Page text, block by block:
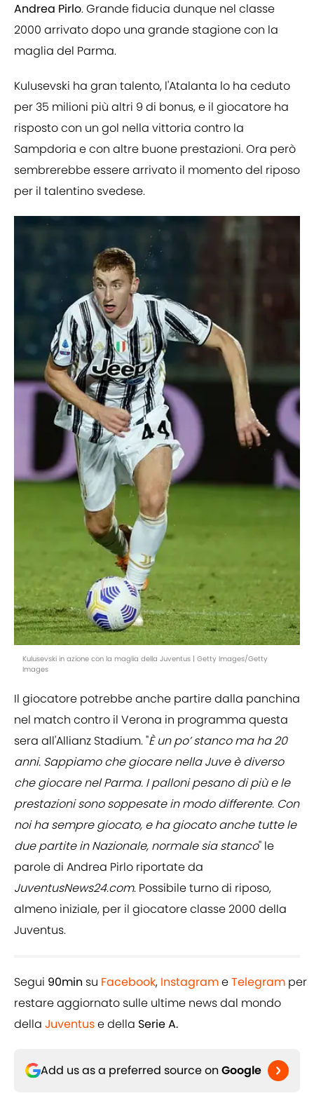
Andrea Pirlo. Grande fiducia dunque nel classe
2000 arrivato dopo una grande stagione con la
maglia del Parma.
Kulusevski ha gran talento, l'Atalanta lo ha ceduto
per 35 milioni più altri 9 di bonus, e il giocatore ha
risposto con un gol nella vittoria contro la
Sampdoria e con altre buone prestazioni. Ora però
sembrerebbe essere arrivato il momento del riposo
per il talentino svedese.
Kulusevski in azione con la maglia della Juventus | Getty Images/Getty
Images
Il giocatore potrebbe anche partire dalla panchina
nel match contro il Verona in programma questa
sera all'Allianz Stadium. "È un po’ stanco ma ha 20
anni. Sappiamo che giocare nella Juve è diverso
che giocare nel Parma. I palloni pesano di più e le
prestazioni sono soppesate in modo differente. Con
noi ha sempre giocato, e ha giocato anche tutte le
due partite in Nazionale, normale sia stanco" le
parole di Andrea Pirlo riportate da
JuventusNews24.com. Possibile turno di riposo,
almeno iniziale, per il giocatore classe 2000 della
Juventus.
Segui 90min su Facebook, InstagrameTelegram per
restare aggiornato sulle ultime news dal mondo
della Juventuse della Serie A.
Add us as a preferred source on Google